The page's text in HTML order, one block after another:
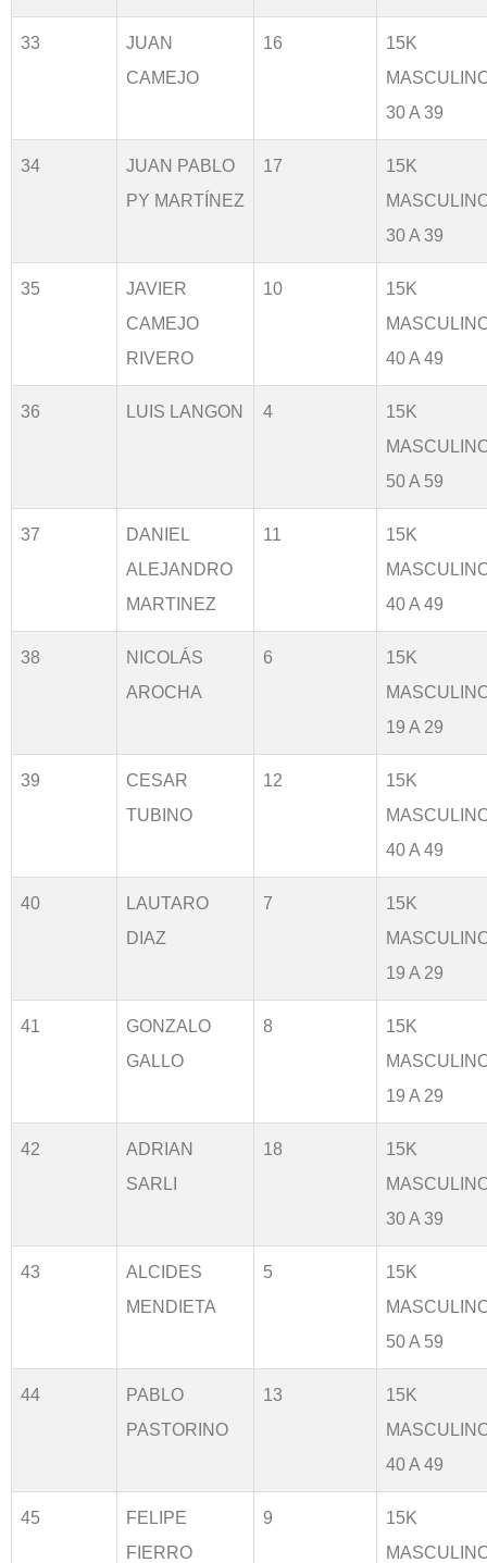
33
JUAN
CAMEJO
16
15K
30 A 39
34
JUAN PABLO
PY MARTÍNEZ
17
15K
30 A 39
35
JAVIER
CAMEJO
RIVERO
10
15K
40 A 49
36 LUIS LANGON 4
15K
50 A 59
37
DANIEL
ALEJANDRO
MARTINEZ
11
15K
40 A 49
38
NICOLÁS
AROCHA
6
15K
19 A 29
39
CESAR
TUBINO
12
15K
40 A 49
40
LAUTARO
DIAZ
7
15K
19 A 29
41
GONZALO
GALLO
8
15K
19 A 29
42
ADRIAN
SARLI
18
15K
30 A 39
43
ALCIDES
MENDIETA
5
15K
50 A 59
44
PABLO
PASTORINO
13
15K
40 A 49
45
FELIPE
FIERRO
9
15K